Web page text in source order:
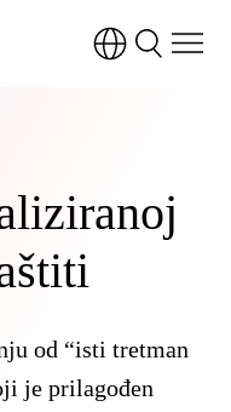
od “isti tretman
je prilagođen